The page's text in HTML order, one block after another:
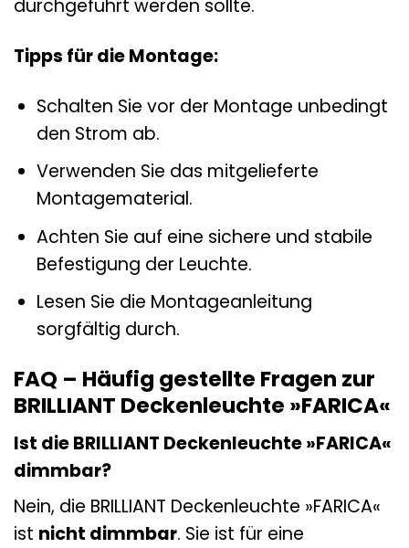
durchgeführt werden sollte.
Tipps für die Montage:
Schalten Sie vor der Montage unbedingt
den Strom ab.
Verwenden Sie das mitgelieferte
Montagematerial.
Achten Sie auf eine sichere und stabile
Befestigung der Leuchte.
Lesen Sie die Montageanleitung
sorgfältig durch.
FAQ – Häufig gestellte Fragen zur
BRILLIANT Deckenleuchte »FARICA«
Ist die BRILLIANT Deckenleuchte »FARICA«
dimmbar?
Nein, die BRILLIANT Deckenleuchte »FARICA«
ist nicht dimmbar. Sie ist für eine